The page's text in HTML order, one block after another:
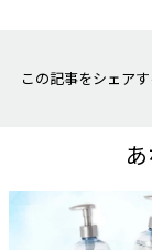
この記事をシェアす